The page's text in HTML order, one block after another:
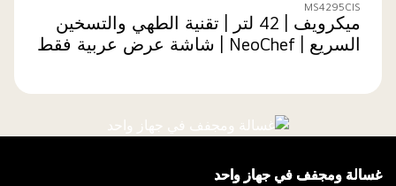
MS4295CIS
ميكرويف | 42 لتر | تقنية الطهي والتسخين
السريع | NeoChef | شاشة عرض عربية فقط
غسالة ومجفف في جهاز واحد